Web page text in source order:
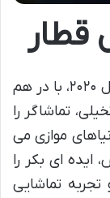
قطار
سریال کره ای «قطار» (Train) محصول سال ۲۰۲۰، با در هم
تماشاگر را
موازی می
ایده ای بکر را
تماشایی